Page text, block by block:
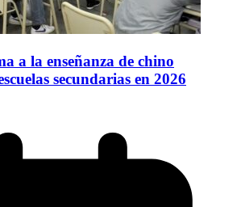
a la enseñanza de chino
secundarias en 2026